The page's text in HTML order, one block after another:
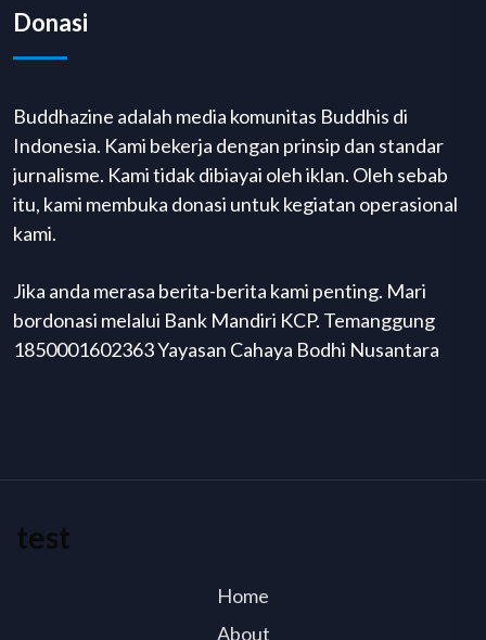
Donasi
Buddhazine adalah media komunitas Buddhis di
Indonesia. Kami bekerja dengan prinsip dan standar
jurnalisme. Kami tidak dibiayai oleh iklan. Oleh sebab
itu, kami membuka donasi untuk kegiatan operasional
kami.
Jika anda merasa berita-berita kami penting. Mari
bordonasi melalui Bank Mandiri KCP. Temanggung
1850001602363 Yayasan Cahaya Bodhi Nusantara
test
Home
About